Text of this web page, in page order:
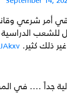
أمر شرعي
الدراسية
ذلك كثير.
جداً …. في